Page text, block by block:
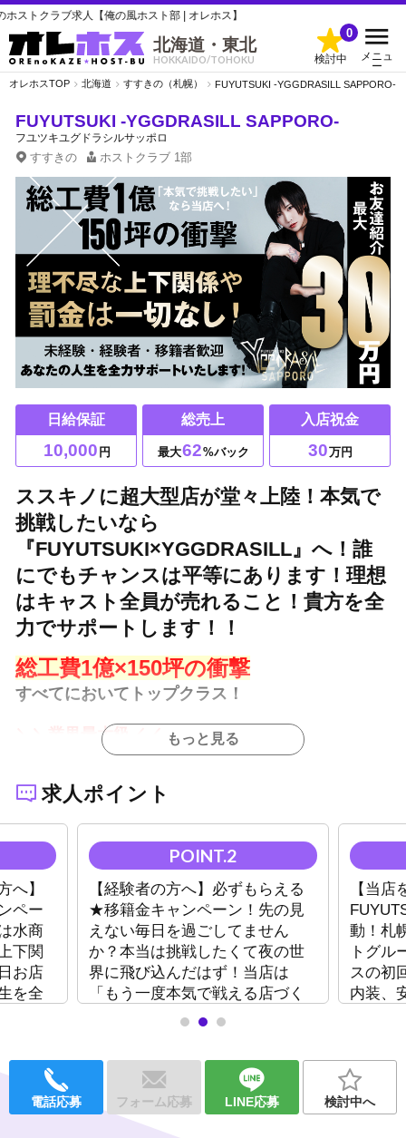
俺の風ホスト部 | オレホス】
北海道・東北
HOKKAIDO/TOHOKU 検討中
0
メニュ
ー
オレホスTOP 北海道 すすきの（札幌） FUYUTSUKI -YGGDRASILL SAPPORO-
FUYUTSUKI -YGGDRASILL SAPPORO-
フユツキユグドラシルサッポロ
すすきの ホストクラブ 1部
日給保証
10,000 円
総売上
最大62%バック
入店祝金
30万円
ススキノに超大型店が堂々上陸！本気で
挑戦したいなら
『FUYUTSUKI×YGGDRASILL』へ！誰
にでもチャンスは平等にあります！理想
はキャスト全員が売れること！貴方を全
力でサポートします！！
総工費1億×150坪の衝撃
すべてにおいてトップクラス！
＼＼業界最大級／／
店舗規模・広告予算・報酬環境
「本気で戦いたい」なら当店へ！
びください。
【入店特典】
1.小計30万プレイヤー・現金30万保証！！
対象：未経験or地方在住者
2.必ずもらえる★移籍金キャンペーン！！
対象：経験者
地方役職経験者の方へ
入店決定で個人用1Kマンション進呈！
もっと見る
求人ポイント
へ】
ペー
水商
下関
お店
を全
【経験者の方へ】必ずもらえる
★移籍金キャンペーン！先の見
えない毎日を過ごしてません
か？本当は挑戦したくて夜の世
界に飛び込んだはず！当店は
「もう一度本気で戦える店づく
り」を徹底中！一緒に成長しま
【当店
動！札
トグル
スの初
内装、
電話応募 フォーム応募 LINE応募 検討中へ